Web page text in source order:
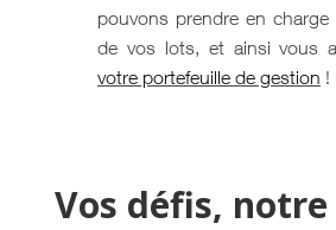
pouvons prendre en
de vos lots, et ainsi vous
votre portefeuille de gestion !
Vos défis,